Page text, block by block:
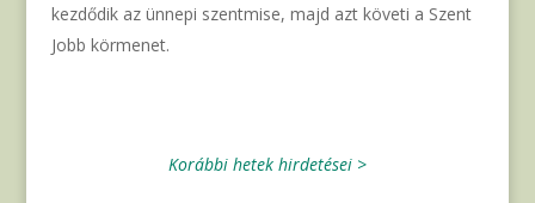
kezdődik az ünnepi szentmise, majd azt követi a Szent
Jobb körmenet.
Korábbi hetek hirdetései >